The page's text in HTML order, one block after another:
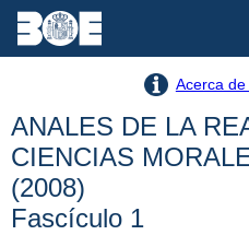
Acerca
ANALES DE LA
CIENCIAS
(2008)
Fascículo 1